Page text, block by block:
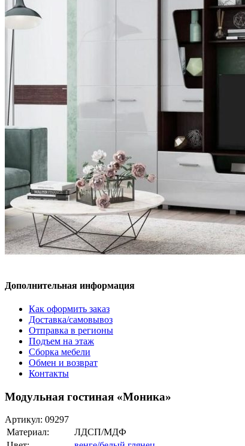
Дополнительная информация
Как оформить заказ
Доставка/самовывоз
Отправка в регионы
Подъем на этаж
Сборка мебели
Обмен и возврат
Контакты
Модульная гостиная «Моника»
Артикул: 09297
Материал:
ЛДСП/МДФ